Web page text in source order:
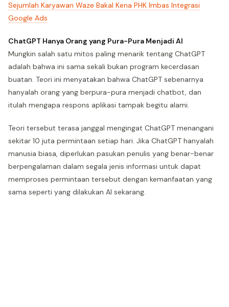
Sejumlah Karyawan Waze Bakal Kena PHK Imbas Integrasi
Google Ads
ChatGPT Hanya Orang yang Pura-Pura Menjadi AI
Mungkin salah satu mitos paling menarik tentang ChatGPT
adalah bahwa ini sama sekali bukan program kecerdasan
buatan. Teori ini menyatakan bahwa ChatGPT sebenarnya
hanyalah orang yang berpura-pura menjadi chatbot, dan
itulah mengapa respons aplikasi tampak begitu alami.
Teori tersebut terasa janggal mengingat ChatGPT menangani
sekitar 10 juta permintaan setiap hari. Jika ChatGPT hanyalah
manusia biasa, diperlukan pasukan penulis yang benar-benar
berpengalaman dalam segala jenis informasi untuk dapat
memproses permintaan tersebut dengan kemanfaatan yang
sama seperti yang dilakukan AI sekarang.